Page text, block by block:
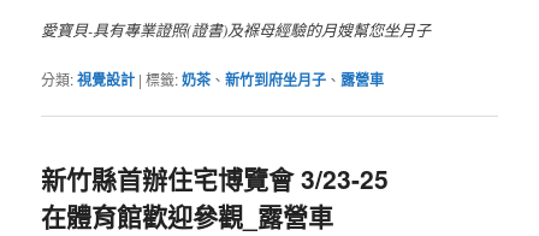
愛寶貝-具有專業證照(證書)及褓母經驗的月嫂幫您坐月子
分類:視覺設計 |標籤:奶茶 、新竹到府坐月子 、 露營車
新竹縣首辦住宅博覽會 3/23-25
在體育館歡迎參觀_露營車